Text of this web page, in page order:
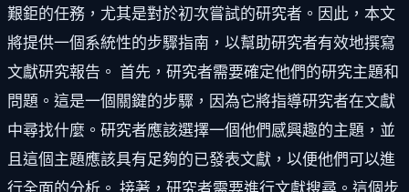
艱鉅的任務，尤其是對於初次嘗試的研究者。因此，本文
將提供一個系統性的步驟指南，以幫助研究者有效地撰寫
文獻研究報告。 首先，研究者需要確定他們的研究主題和
問題。這是一個關鍵的步驟，因為它將指導研究者在文獻
中尋找什麼。研究者應該選擇一個他們感興趣的主題，並
且這個主題應該具有足夠的已發表文獻，以便他們可以進